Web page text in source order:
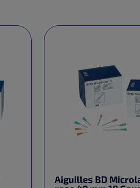
Aiguilles BD